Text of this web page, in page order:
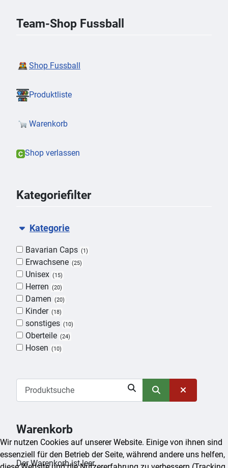
Team-Shop Fussball
Shop Fussball
Produktliste
Warenkorb
Shop verlassen
Kategoriefilter
Kategorie
Bavarian Caps 1
Erwachsene 25
Unisex 15
Herren 20
Damen 20
Kinder 18
sonstiges 10
Oberteile 24
Hosen 10
Warenkorb
Der Warenkorb ist leer
Wir nutzen Cookies auf unserer Website. Einige von ihnen sind
essenziell für den Betrieb der Seite, während andere uns helfen,